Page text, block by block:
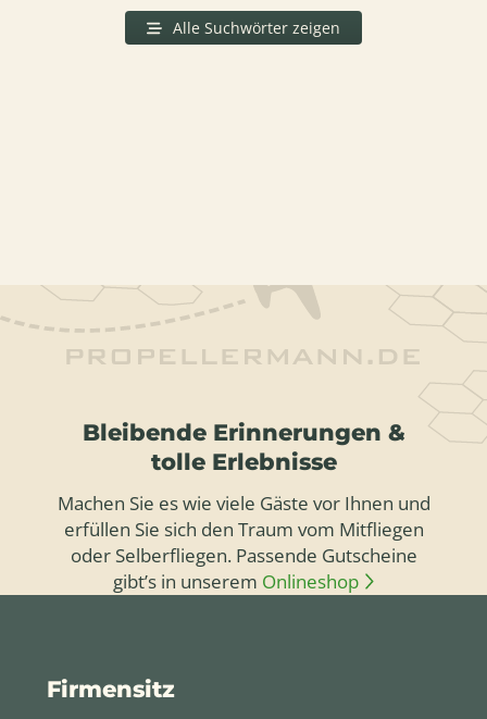
Alle Suchwörter zeigen
Bleibende Erinnerungen &
tolle Erlebnisse
Machen Sie es wie viele Gäste vor Ihnen und
erfüllen Sie sich den Traum vom Mitfliegen
oder Selberfliegen. Passende Gutscheine
gibt’s in unserem Onlineshop
Firmensitz